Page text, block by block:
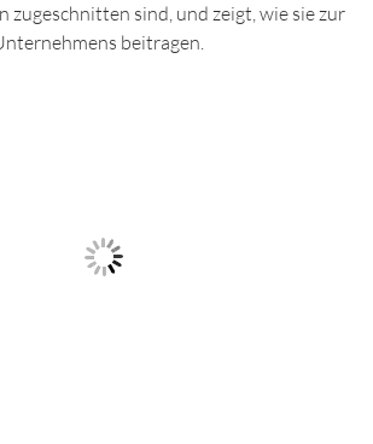
zugeschnitten sind, und zeigt, wie sie zur
beitragen.